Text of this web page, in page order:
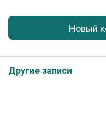
Новый
Другие записи